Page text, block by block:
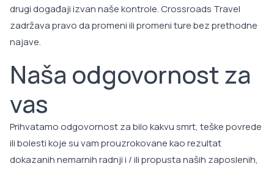
drugi događaji izvan naše kontrole. Crossroads Travel
zadržava pravo da promeni ili promeni ture bez prethodne
najave.
Naša odgovornost za
vas
Prihvatamo odgovornost za bilo kakvu smrt, teške povrede
ili bolesti koje su vam prouzrokovane kao rezultat
dokazanih nemarnih radnji i / ili propusta naših zaposlenih,